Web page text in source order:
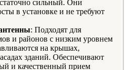
сильный. Они
в установке и не требуют
: Подходят для
и районов с низким уровнем
на крышах,
зданий. Обеспечивают
и качественный прием